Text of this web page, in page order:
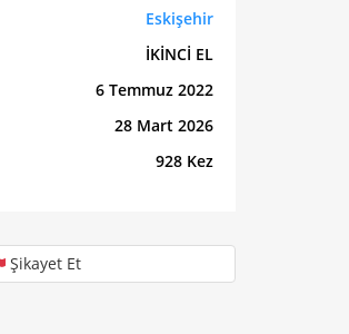
Eskişehir
İKİNCİ EL
6 Temmuz 2022
28 Mart 2026
928 Kez
Şikayet Et